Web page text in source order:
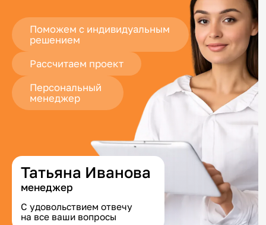
Поможем с индивидуальным
решением
Рассчитаем проект
Персональный
менеджер
Татьяна Иванова
менеджер
С удовольствием отвечу
на все ваши вопросы